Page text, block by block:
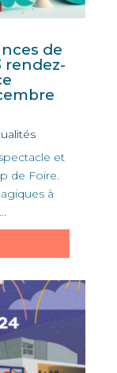
de
rendez-
et
de Foire.
à